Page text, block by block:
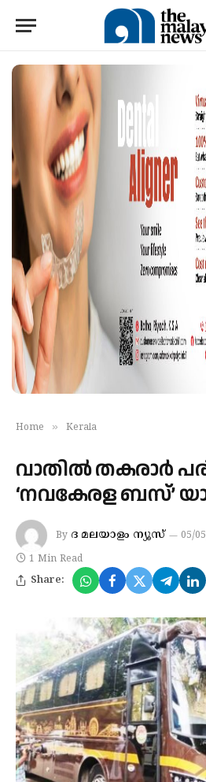
Home » Kerala
വാതിൽ തകരാർ
‘നവകേരള ബസ്’
By ദ മലയാളം ന്യൂസ് 05/
1 Min Read
Share: